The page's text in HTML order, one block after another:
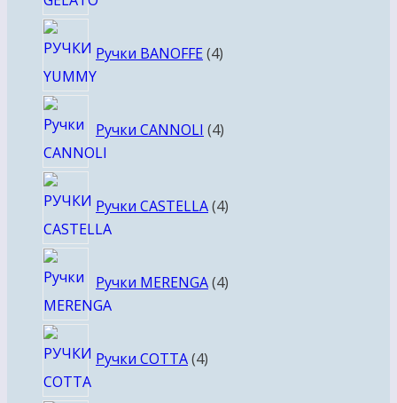
Ручки BANOFFE 4товара
Ручки CANNOLI 4товара
Ручки CASTELLA 4товара
Ручки MERENGA 4товара
Ручки COTTA 4товара